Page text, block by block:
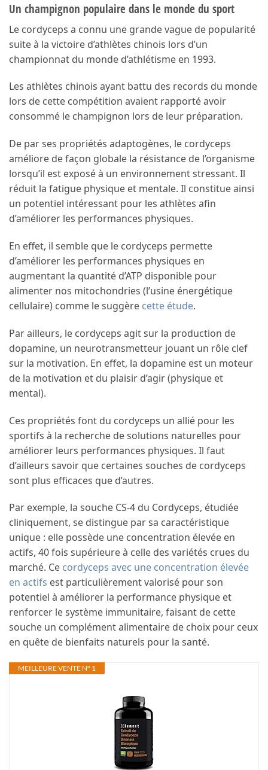
Un champignon populaire dans le monde du sport
Le cordyceps a connu une grande vague de popularité
suite à la victoire d’athlètes chinois lors d’un
championnat du monde d’athlétisme en 1993.
Les athlètes chinois ayant battu des records du monde
lors de cette compétition avaient rapporté avoir
consommé le champignon lors de leur préparation.
De par ses propriétés adaptogènes, le cordyceps
améliore de façon globale la résistance de l’organisme
lorsqu’il est exposé à un environnement stressant. Il
réduit la fatigue physique et mentale. Il constitue ainsi
un potentiel intéressant pour les athlètes afin
d’améliorer les performances physiques.
En effet, il semble que le cordyceps permette
d’améliorer les performances physiques en
augmentant la quantité d’ATP disponible pour
alimenter nos mitochondries (l’usine énergétique
cellulaire) comme le suggère cette étude.
Par ailleurs, le cordyceps agit sur la production de
dopamine, un neurotransmetteur jouant un rôle clef
sur la motivation. En effet, la dopamine est un moteur
de la motivation et du plaisir d’agir (physique et
mental).
Ces propriétés font du cordyceps un allié pour les
sportifs à la recherche de solutions naturelles pour
améliorer leurs performances physiques. Il faut
d’ailleurs savoir que certaines souches de cordyceps
sont plus efficaces que d’autres.
Par exemple, la souche CS-4 du Cordyceps, étudiée
cliniquement, se distingue par sa caractéristique
unique : elle possède une concentration élevée en
actifs, 40 fois supérieure à celle des variétés crues du
marché. Ce cordyceps avec une concentration élevée
en actifs est particulièrement valorisé pour son
potentiel à améliorer la performance physique et
renforcer le système immunitaire, faisant de cette
souche un complément alimentaire de choix pour ceux
en quête de bienfaits naturels pour la santé.
MEILLEURE VENTE N° 1